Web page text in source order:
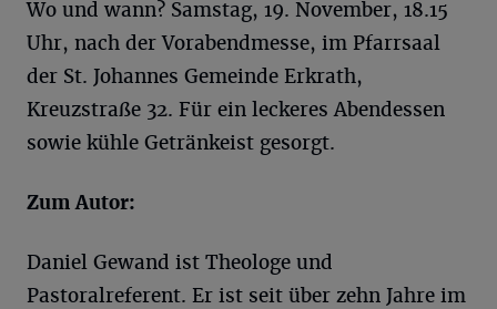
Wo und wann? Samstag, 19. November, 18.15
Uhr, nach der Vorabendmesse, im Pfarrsaal
der St. Johannes Gemeinde Erkrath,
Kreuzstraße 32. Für ein leckeres Abendessen
sowie kühle Getränkeist gesorgt.
Zum Autor:
Daniel Gewand ist Theologe und
Pastoralreferent. Er ist seit über zehn Jahre im